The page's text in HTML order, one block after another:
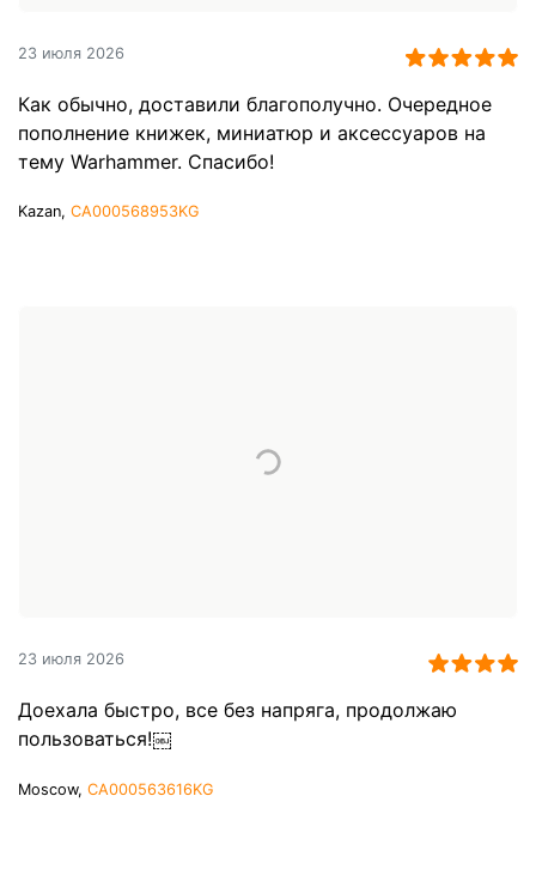
23 июля 2026
Как обычно, доставили благополучно. Очередное
пополнение книжек, миниатюр и аксессуаров на
тему Warhammer. Спасибо!
Kazan, CA000568953KG
23 июля 2026
Доехала быстро, все без напряга, продолжаю
пользоваться!￼
Moscow, CA000563616KG